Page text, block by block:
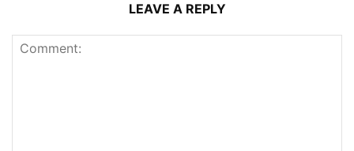
LEAVE A REPLY